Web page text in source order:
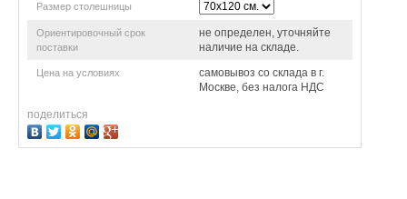
Размер столешницы
Ориентировочный срок
поставки
не определен, уточняйте
наличие на складе.
Цена на условиях
самовывоз со склада в г.
Москве, без налога НДС
поделиться